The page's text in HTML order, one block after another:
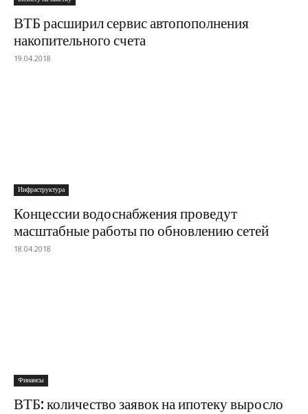
ВТБ расширил сервис автопополнения
накопительного счета
19.04.2018
Инфраструктура
Концессии водоснабжения проведут
масштабные работы по обновлению сетей
18.04.2018
Финансы
ВТБ: количество заявок на ипотеку выросло